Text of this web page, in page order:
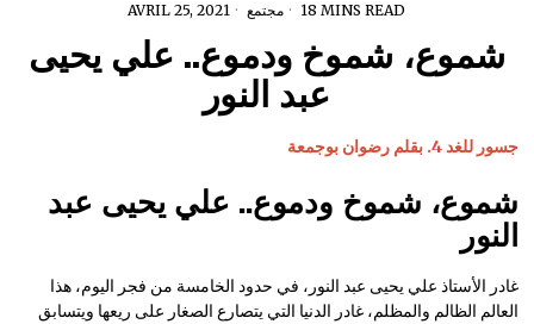
AVRIL 25, 2021 مجتمع 18 MINS READ
شموع، شموخ ودموع.. علي يحيى
عبد النور
جسور للغد 4. بقلم رضوان بوجمعة
شموع، شموخ ودموع.. علي يحيى عبد
النور
غادر الأستاذ علي يحيى عبد النور، في حدود الخامسة من فجر اليوم، هذا
العالم الظالم والمظلم، غادر الدنيا التي يتصارع الصغار على ريعها ويتسابق